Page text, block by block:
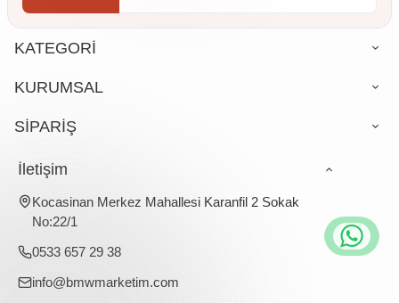
KATEGORİ
KURUMSAL
SİPARİŞ
İletişim
Kocasinan Merkez Mahallesi Karanfil 2 Sokak
No:22/1
0533 657 29 38
info@bmwmarketim.com